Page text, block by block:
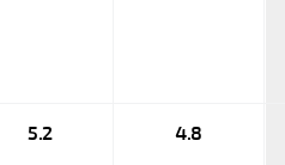
5.2 4.8